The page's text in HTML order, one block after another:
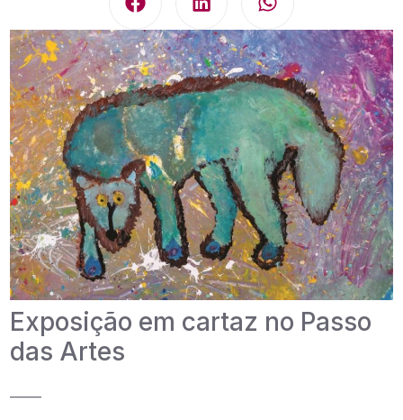
Exposição em cartaz no Passo
das Artes